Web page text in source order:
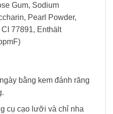
Gum, Sodium
Pearl Powder,
77891, Enthält
bằng kem đánh răng
cụ cạo lưỡi và chỉ nha